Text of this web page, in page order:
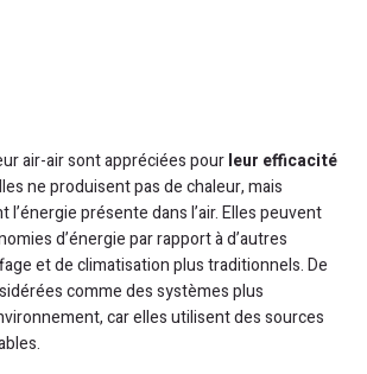
air-air sont appréciées pourleur efficacité
ne produisent pas de chaleur, mais
présente dans l’air. Elles peuvent
d’énergie par rapport à d’autres
et de climatisation plus traditionnels. De
comme des systèmes plus
car elles utilisent des sources